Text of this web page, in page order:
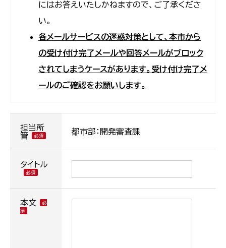
にはお答えいたしかねますので、ご了承くださ
い。
各メールサービスの迷惑対策として、本市から
の受け付け完了メールや回答メールがブロック
されてしまうケースがあります。受け付け完了メ
ールのご確認をお願いします。
担当所
管
都市部：開発審査課
タイトル
本文